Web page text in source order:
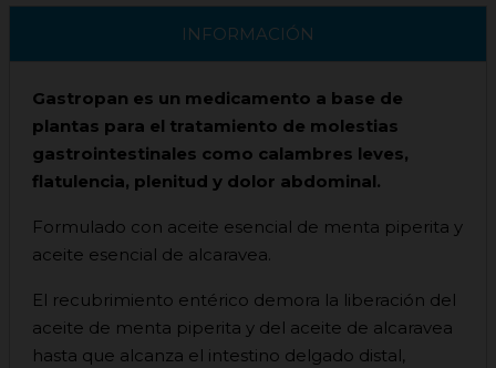
INFORMACIÓN
Gastropan es un medicamento a base de
plantas para el tratamiento de molestias
gastrointestinales como calambres leves,
flatulencia, plenitud y dolor abdominal.
Formulado con aceite esencial de menta piperita y
aceite esencial de alcaravea.
El recubrimiento entérico demora la liberación del
aceite de menta piperita y del aceite de alcaravea
hasta que alcanza el intestino delgado distal,